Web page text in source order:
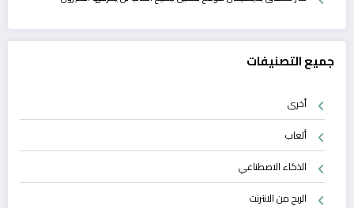
جميع التصنيفات
أخرى
ألعاب
الذكاء الاصطناعي
الربح من الانترنت